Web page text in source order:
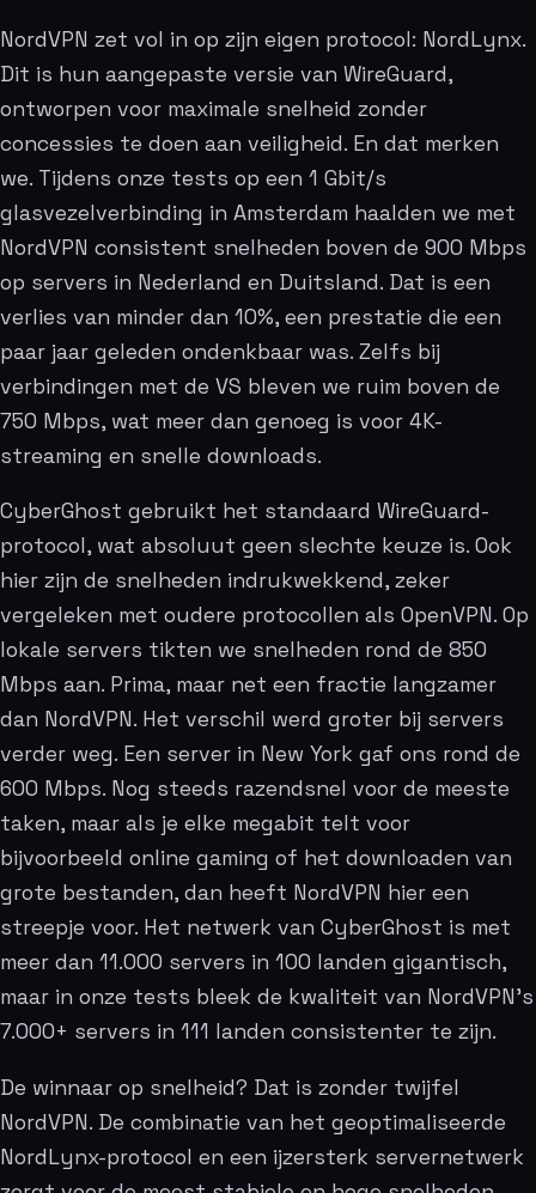
NordVPN zet vol in op zijn eigen protocol: NordLynx.
Dit is hun aangepaste versie van WireGuard,
ontworpen voor maximale snelheid zonder
concessies te doen aan veiligheid. En dat merken
we. Tijdens onze tests op een 1 Gbit/s
glasvezelverbinding in Amsterdam haalden we met
NordVPN consistent snelheden boven de 900 Mbps
op servers in Nederland en Duitsland. Dat is een
verlies van minder dan 10%, een prestatie die een
paar jaar geleden ondenkbaar was. Zelfs bij
verbindingen met de VS bleven we ruim boven de
750 Mbps, wat meer dan genoeg is voor 4K-
streaming en snelle downloads.
CyberGhost gebruikt het standaard WireGuard-
protocol, wat absoluut geen slechte keuze is. Ook
hier zijn de snelheden indrukwekkend, zeker
vergeleken met oudere protocollen als OpenVPN. Op
lokale servers tikten we snelheden rond de 850
Mbps aan. Prima, maar net een fractie langzamer
dan NordVPN. Het verschil werd groter bij servers
verder weg. Een server in New York gaf ons rond de
600 Mbps. Nog steeds razendsnel voor de meeste
taken, maar als je elke megabit telt voor
bijvoorbeeld online gaming of het downloaden van
grote bestanden, dan heeft NordVPN hier een
streepje voor. Het netwerk van CyberGhost is met
meer dan 11.000 servers in 100 landen gigantisch,
maar in onze tests bleek de kwaliteit van NordVPN’s
7.000+ servers in 111 landen consistenter te zijn.
De winnaar op snelheid? Dat is zonder twijfel
NordVPN. De combinatie van het geoptimaliseerde
NordLynx-protocol en een ijzersterk servernetwerk